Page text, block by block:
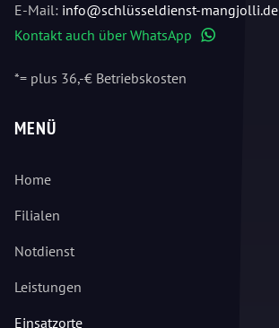
E-Mail: info@schlüsseldienst-mangjolli.de
Kontakt auch über WhatsApp
*= plus 36,-€ Betriebskosten
MENÜ
Home
Filialen
Notdienst
Leistungen
Einsatzorte